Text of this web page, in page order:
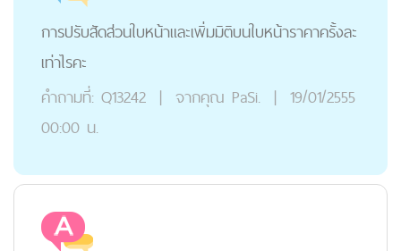
การปรับสัดส่วนใบหน้าและเพิ่มมิติบนใบหน้าราคาครั้งละ
เท่าไรคะ
คำถามที่: Q13242 | จากคุณ PaSi. | 19/01/2555
00:00 น.